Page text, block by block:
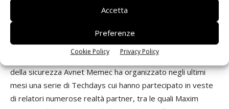
Accetta
Preferenze
Cookie Policy Privacy Policy
base del ritorno d'investimento dei clienti. La strategia è
duplice: selezionare dispositivi dedicati alla sicurezza dal
punto di vista hardware e individuare servizi specializzati,
rivolti alla programmazione dei componenti, alla protezione
logistica e alla tracciabilità dei prodotti".
Proprio sul tema
della sicurezza Avnet Memec ha organizzato negli ultimi
mesi una serie di Techdays cui hanno partecipato in veste
di relatori numerose realtà partner, tra le quali Maxim